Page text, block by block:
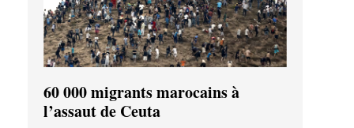
60 000 migrants marocains à
l’assaut de Ceuta